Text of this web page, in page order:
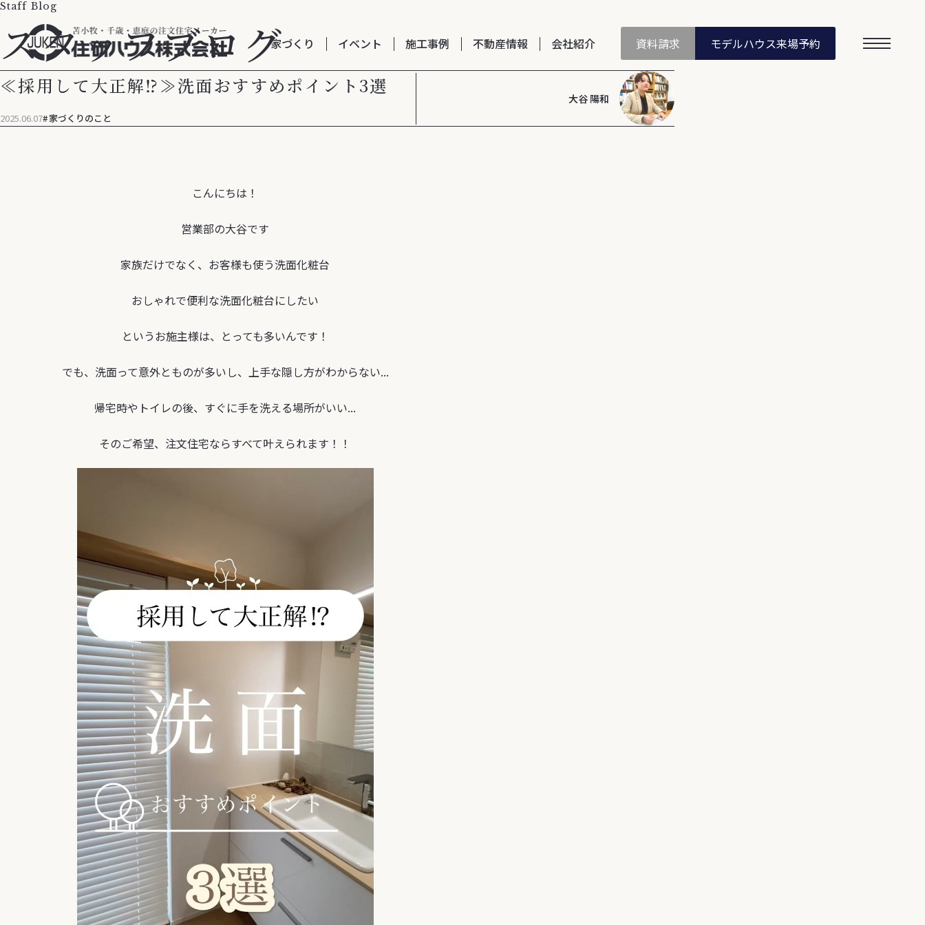
家づくり イベント 施工事例 不動産情報 会社紹介 資料請求 モデルハウス来場予約
Staff Blog
スタッフブログ
≪採用して大正解⁉≫洗面おすすめポイント3選
2025.06.07 家づくりのこと
大谷 陽和
こんにちは！
営業部の大谷です
家族だけでなく、お客様も使う洗面化粧台
おしゃれで便利な洗面化粧台にしたい
というお施主様は、とっても多いんです！
でも、洗面って意外とものが多いし、上手な隠し方がわからない...
帰宅時やトイレの後、すぐに手を洗える場所がいい...
そのご希望、注文住宅ならすべて叶えられます！！